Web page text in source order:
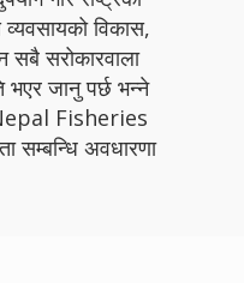
व्यवसायको विकास,
सबै सरोकारवाला
जानु पर्छ भन्ने
Fisheries
अवधारणा